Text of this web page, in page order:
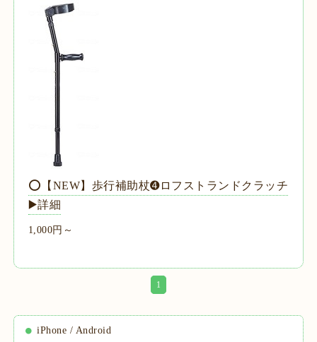
⭕【NEW】歩行補助杖➍ロフストランドクラッチ
▶️詳細
1,000円～
1
iPhone / Android